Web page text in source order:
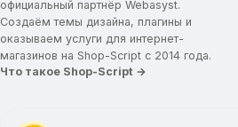
официальный партнёр Webasyst.
Создаём темы дизайна, плагины и
оказываем услуги для интернет-
магазинов на Shop-Script с 2014 года.
Что такое Shop-Script →